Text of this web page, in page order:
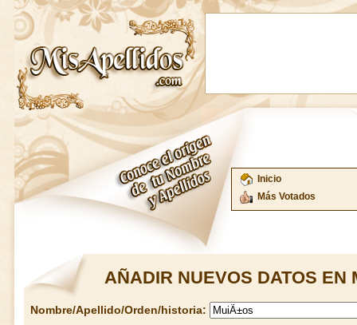
Inicio
Más Votados
AÑADIR NUEVOS DATOS EN
Nombre/Apellido/Orden/historia: